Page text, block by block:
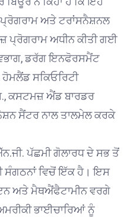
ਪ੍ਰੋਗਰਾਮ ਅਤੇ ਟਰਾਂਸਨੈਸ਼ਨਲ
ਪ੍ਰੋਗਰਾਮ ਅਧੀਨ ਕੀਤੀ ਗਈ
ਡਰੱਗ ਇਨਫੋਰਸਮੈਂਟ
ਸਕਿਓਰਿਟੀ
ਐਂਡ ਬਾਰਡਰ
ਸੈਂਟਰ ਨਾਲ ਤਾਲਮੇਲ ਕਰਕੇ
ਪੱਛਮੀ ਗੋਲਾਰਧ ਦੇ ਸਭ ਤੋਂ
ਸੰਗਠਨਾਂ ਵਿਚੋਂ ਇੱਕ ਹੈ। ਇਸ
ਅਤੇ ਮੈਥਐਂਫੈਟਾਮੀਨ ਵਰਗੇ
ਭਾਈਚਾਰਿਆਂ ਨੂੰ